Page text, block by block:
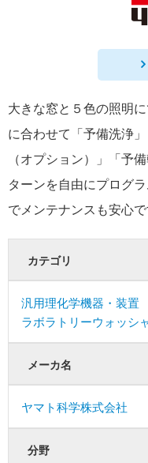
大きな窓と５色の照明
に合わせて「予備洗浄
（オプション）」「予
ターンを自由にプログ
でメンテナンスも安心で
カテゴリ
汎用理化学機器・装置
ラボラトリーウォッシ
メーカ名
ヤマト科学株式会社
分野